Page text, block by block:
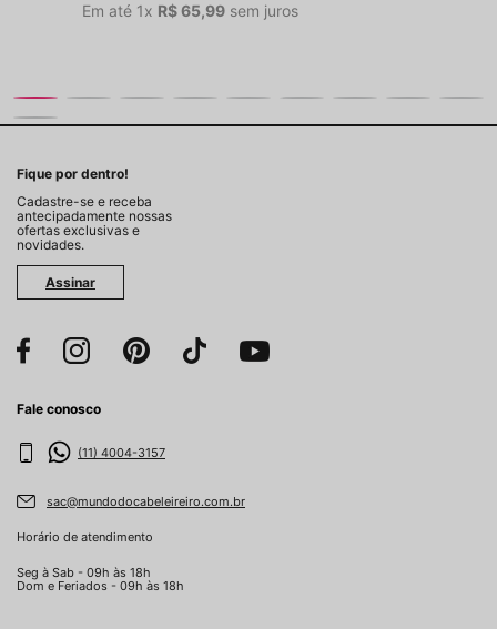
Em até 1x R$65,99 sem juros
Fique por dentro!
Cadastre-se e receba
antecipadamente nossas
ofertas exclusivas e
novidades.
Assinar
Fale conosco
(11) 4004-3157
sac@mundodocabeleireiro.com.br
Horário de atendimento
Seg à Sab - 09h às 18h
Dom e Feriados - 09h às 18h